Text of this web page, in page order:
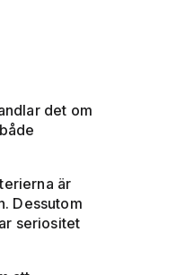
det om
är
Dessutom
seriositet